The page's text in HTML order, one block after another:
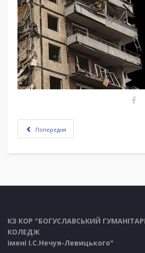
Попередня
КЗ КОР "БОГУСЛАВСЬКИЙ
КОЛЕДЖ
імені І.С.Нечуя-Левицького"